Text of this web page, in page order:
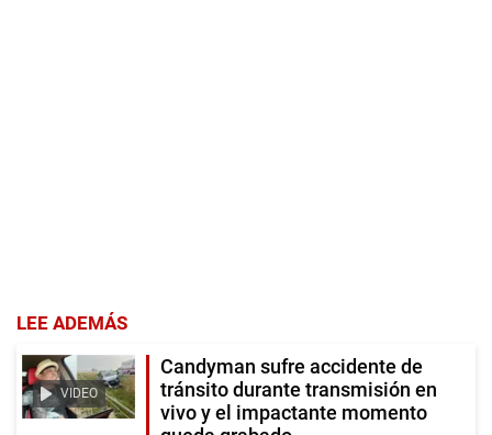
LEE ADEMÁS
VIDEO
Candyman sufre accidente de
tránsito durante transmisión en
vivo y el impactante momento